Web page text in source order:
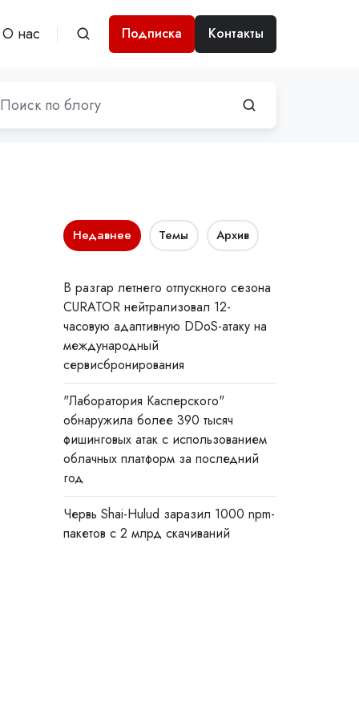
О нас Подписка Контакты
Недавнее Темы Архив
В разгар летнего отпускного сезона
CURATOR нейтрализовал 12-
часовую адаптивную DDoS-атаку на
международный
сервисбронирования
"Лаборатория Касперского"
обнаружила более 390 тысяч
фишинговых атак с использованием
облачных платформ за последний
год
Червь Shai-Hulud заразил 1000 npm-
пакетов с 2 млрд скачиваний